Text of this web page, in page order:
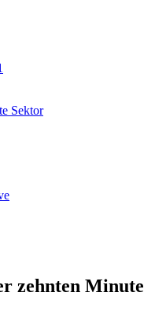
Sektor
zehnten Minute